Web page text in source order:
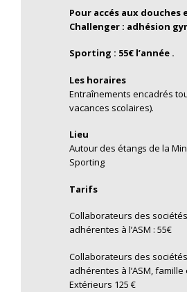
Pour accés aux douches
Challenger : adhésion
Sporting : 55€ l’année .
Les horaires
Entraînements encadrés
vacances scolaires).
Lieu
Autour des étangs de la
Sporting
Tarifs
Collaborateurs des
adhérentes à l’ASM : 55€
Collaborateurs des
adhérentes à l’ASM,
Extérieurs 125 €